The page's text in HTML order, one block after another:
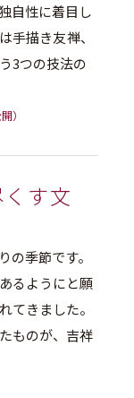
自性に着目し
手描き友禅、
3つの技法の
）
す文
季節です。
るようにと願
てきました。
ものが、吉祥